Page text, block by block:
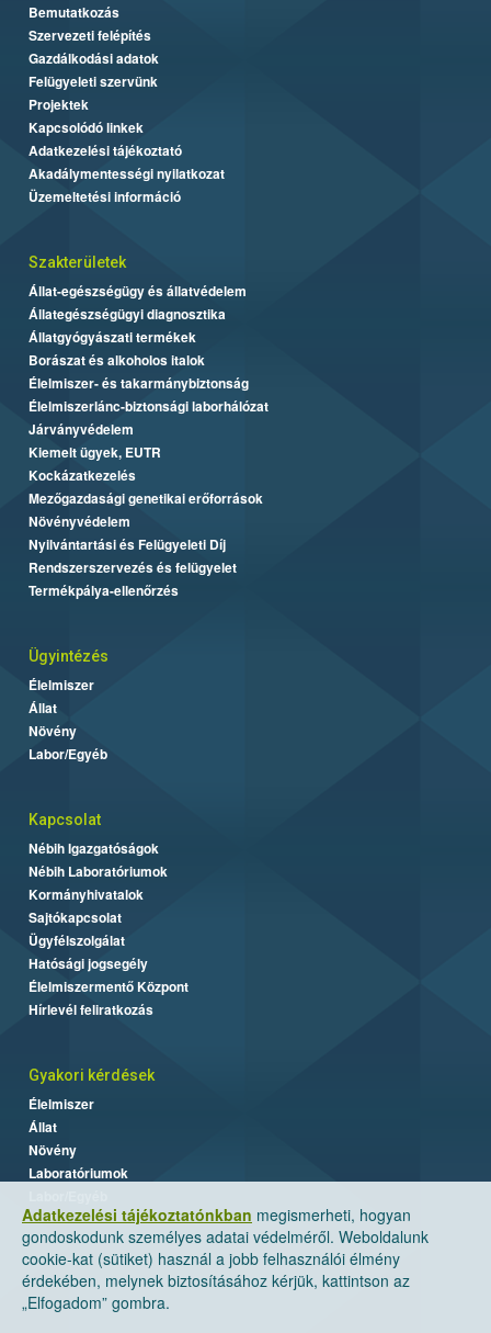
Adatkezelési tájékoztatónkban megismerheti, hogyan
gondoskodunk személyes adatai védelméről. Weboldalunk
cookie-kat (sütiket) használ a jobb felhasználói élmény
érdekében, melynek biztosításához kérjük, kattintson az
„Elfogadom” gombra.
Bemutatkozás
Szervezeti felépítés
Gazdálkodási adatok
Felügyeleti szervünk
Projektek
Kapcsolódó linkek
Adatkezelési tájékoztató
Akadálymentességi nyilatkozat
Üzemeltetési információ
Szakterületek
Állat-egészségügy és állatvédelem
Állategészségügyi diagnosztika
Állatgyógyászati termékek
Borászat és alkoholos italok
Élelmiszer- és takarmánybiztonság
Élelmiszerlánc-biztonsági laborhálózat
Járványvédelem
Kiemelt ügyek, EUTR
Kockázatkezelés
Mezőgazdasági genetikai erőforrások
Növényvédelem
Nyilvántartási és Felügyeleti Díj
Rendszerszervezés és felügyelet
Termékpálya-ellenőrzés
Ügyintézés
Élelmiszer
Állat
Növény
Labor/Egyéb
Kapcsolat
Nébih Igazgatóságok
Nébih Laboratóriumok
Kormányhivatalok
Sajtókapcsolat
Ügyfélszolgálat
Hatósági jogsegély
Élelmiszermentő Központ
Hírlevél feliratkozás
Gyakori kérdések
Élelmiszer
Állat
Növény
Laboratóriumok